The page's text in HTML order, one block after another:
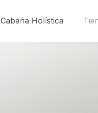
Cabaña Holística